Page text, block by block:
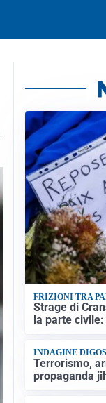
FRIZIONI TRA
Strage di
la parte
INDAGINE DIGOS
Terrorismo,
propaganda